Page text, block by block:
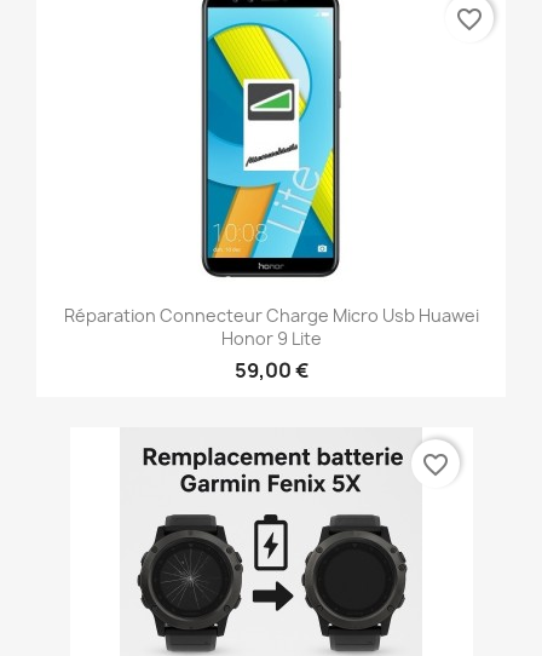
Réparation Connecteur Charge Micro Usb Huawei
Honor 9 Lite
59,00 €
favorite_border
favorite_border